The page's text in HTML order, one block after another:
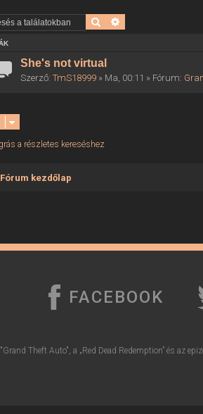
Keresés
She's not virtual
Szerző:TmS18999 » Ma, 00:11 » Fórum:
a részletes kereséshez
Fórum kezdőlap
FACEBOOK
Theft Auto", a „Red Dead Redemption” és az